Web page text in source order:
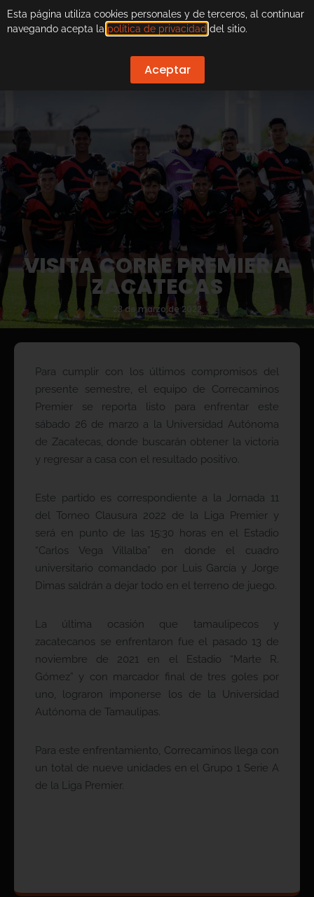
VISITA CORRE PREMIER A
ZACATECAS
23 de marzo de 2022
Para cumplir con los últimos compromisos del
presente semestre, el equipo de Correcaminos
Premier se reporta listo para enfrentar este
sábado 26 de marzo a la Universidad Autónoma
de Zacatecas, donde buscarán obtener la victoria
y regresar a casa con el resultado positivo.
Este partido es correspondiente a la Jornada 11
del Torneo Clausura 2022 de la Liga Premier y
será en punto de las 15:30 horas en el Estadio
“Carlos Vega Villalba” en donde el cuadro
universitario comandado por Luis García y Jorge
Dimas saldrán a dejar todo en el terreno de juego.
La última ocasión que tamaulipecos y
zacatecanos se enfrentaron fue el pasado 13 de
noviembre de 2021 en el Estadio “Marte R.
Gómez” y con marcador final de tres goles por
uno, lograron imponerse los de la Universidad
Autónoma de Tamaulipas.
Para este enfrentamiento, Correcaminos llega con
un total de nueve unidades en el Grupo 1 Serie A
de la Liga Premier.
Esta página utiliza cookies personales y de terceros, al continuar
navegando acepta la política de privacidad del sitio.
Aceptar